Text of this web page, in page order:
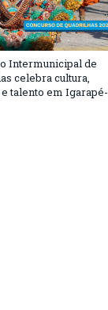
Intermunicipal de
celebra cultura,
talento em Igarapé-